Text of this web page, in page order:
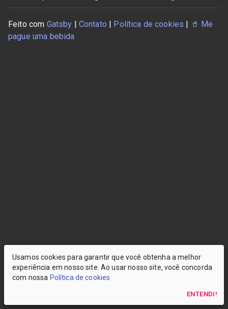
Feito com Gatsby | Contato | Política de cookies | 🥤 Me
pague uma bebida
Usamos cookies para garantir que você obtenha a melhor
experiência em nosso site. Ao usar nosso site, você concorda
com nossa Política de cookies
ENTENDI!